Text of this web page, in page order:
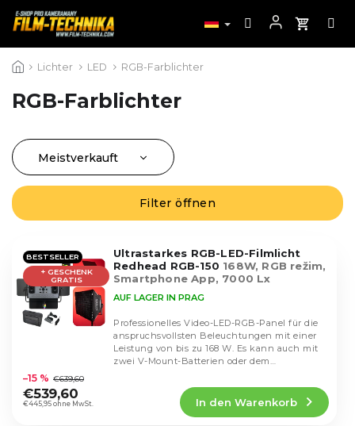
Inhalt Lichter LED RGB-Farblichter
RGB-Farblichter
P
r
o
d
s
Meistverkauft
Günstigste
Filter öffnen
L
e
d
BESTSELLER
+ GESCHENK
GRATIS
Ultrastarkes RGB-LED-Filmlicht
Redhead RGB-150 168W, RGB režim,
Smartphone App, 7000 Lx
durchschnittliche
Produktbewertung
ist
AUF LAGER IN PRAG
€445,95 ohne MwSt.
–15 % €639,60
€539,60
In den Warenkorb
Professionelles Video-LED-RGB-Panel für die
anspruchsvollsten Beleuchtungen mit einer
Leistung von bis zu 168 W. Es kann auch mit
zwei V-Mount-Batterien oder dem